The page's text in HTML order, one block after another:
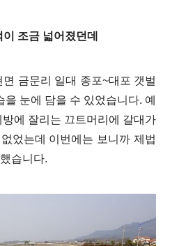
조금 넓어졌던데
금문리 일대 종포~대포 갯벌
눈에 담을 수 있었습니다. 예
에 잘리는 끄트머리에 갈대가
었는데 이번에는 보니까 제법
습니다.